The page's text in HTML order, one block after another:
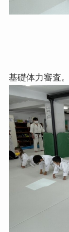
基礎体力審査。